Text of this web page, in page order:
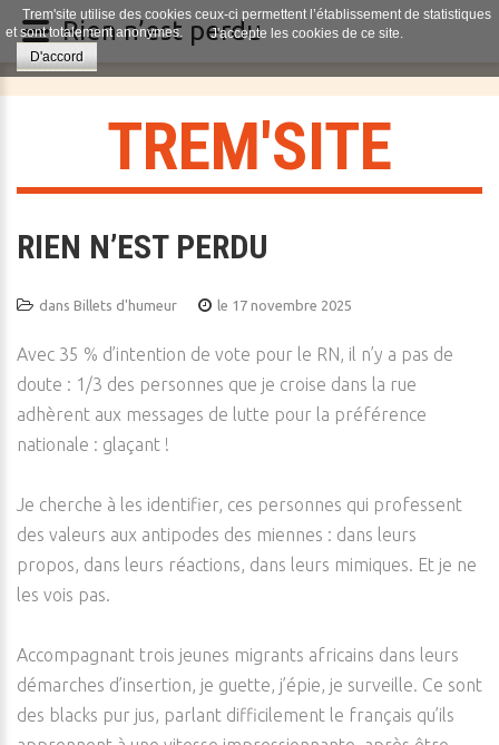
TREM'SITE
RIEN N’EST PERDU
dans Billets d'humeur le 17 novembre 2025
Avec 35 % d’intention de vote pour le RN, il n’y a pas de
doute : 1/3 des personnes que je croise dans la rue
adhèrent aux messages de lutte pour la préférence
nationale : glaçant !
Je cherche à les identifier, ces personnes qui professent
des valeurs aux antipodes des miennes : dans leurs
propos, dans leurs réactions, dans leurs mimiques. Et je ne
les vois pas.
Accompagnant trois jeunes migrants africains dans leurs
démarches d’insertion, je guette, j’épie, je surveille. Ce sont
des blacks pur jus, parlant difficilement le français qu’ils
Trem'site utilise des cookies ceux-ci permettent l’établissement de statistiques
et sont totalement anonymes.
J'accepte les cookies de ce site.
D'accord
Rien n’est perdu